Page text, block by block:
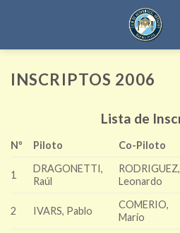
INSCRIPTOS 2006
Lista de
Nº Piloto Co-Piloto
1
DRAGONETTI,
Raúl
RODRIGUEZ,
Leonardo
2 IVARS, Pablo
COMERIO,
Mario